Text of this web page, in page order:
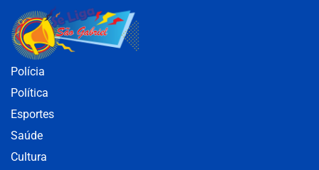
Polícia
Política
Esportes
Saúde
Cultura